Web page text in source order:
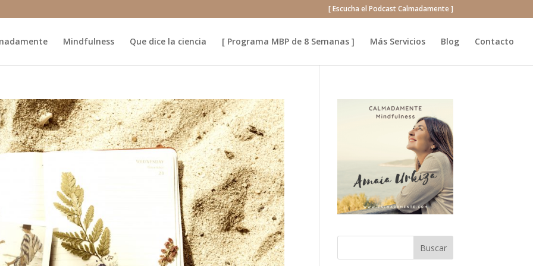
[ Escucha el Podcast Calmadamente ]
Mindfulness Que dice la ciencia [ Programa MBP de 8 Semanas ] Más Servicios Blog Contacto